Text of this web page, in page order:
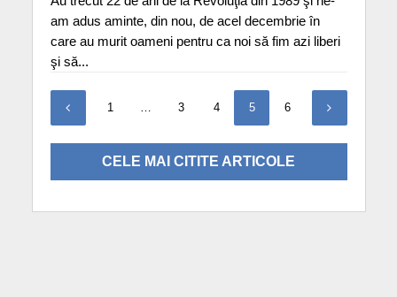
am adus aminte, din nou, de acel decembrie în
care au murit oameni pentru ca noi să fim azi liberi
şi să...
1 … 3 4 5 6
CELE MAI CITITE ARTICOLE